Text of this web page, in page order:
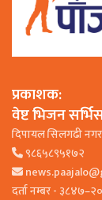
प्रकाशक:
वेष्ट भिजन
दिपायल सिलगढी
९८६५८९५१७२
दर्ता नम्बर -